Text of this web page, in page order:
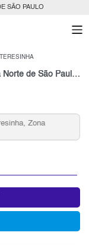
SÃO PAULO
Casas na Santa Teresinha para Alugar, Zona Norte de São Paulo, SP
Zona